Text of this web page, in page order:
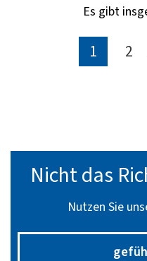
Es gibt
1 2
Nicht das
Nutzen Sie